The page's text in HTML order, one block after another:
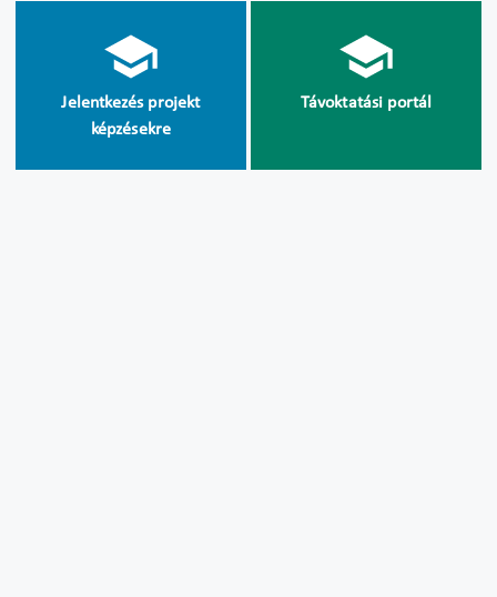
Jelentkezés projekt
képzésekre
Távoktatási portál